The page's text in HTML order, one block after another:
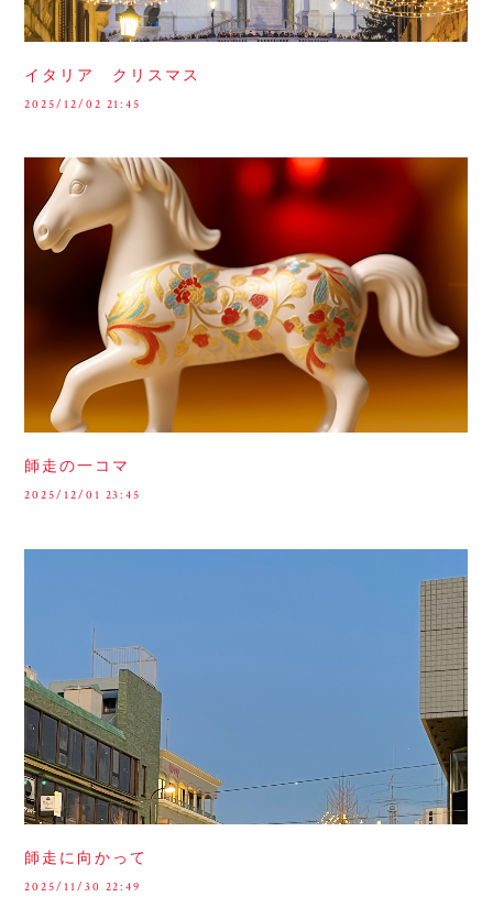
イタリア クリスマス
2025/12/02 21:45
師走の一コマ
2025/12/01 23:45
師走に向かって
2025/11/30 22:49